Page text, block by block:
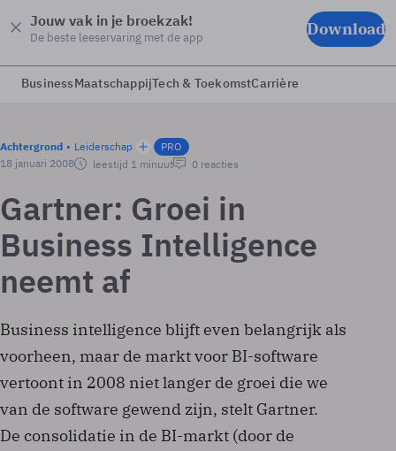
Jouw vak in je broekzak!
De beste leeservaring met de app Download
BusinessMaatschappijTech & ToekomstCarrière
Achtergrond Leiderschap
PRO
18 januari 2008
leestijd 1 minuut 0 reacties
Gartner: Groei in
Business Intelligence
neemt af
Business intelligence blijft even belangrijk als
voorheen, maar de markt voor BI-software
vertoont in 2008 niet langer de groei die we
van de software gewend zijn, stelt Gartner.
De consolidatie in de BI-markt (door de